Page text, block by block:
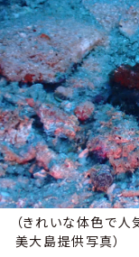
（きれいな体色で
美大島提供写真）